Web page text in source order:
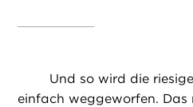
Und so wird die
einfach weggeworfen. Das